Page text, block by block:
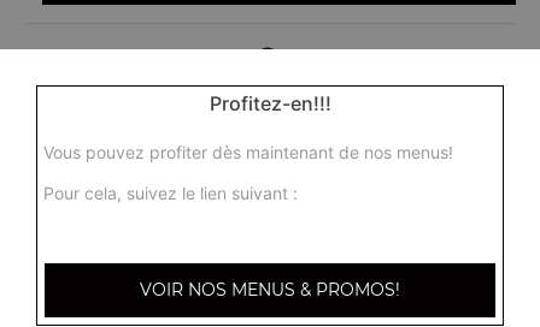
Frites à l'intérieur, sauce fromagère + 1 boisson 33 cl
Menu tacos 2 viandes
Profitez-en!!!
Vous pouvez profiter dès maintenant de nos menus!
Pour cela, suivez le lien suivant :
VOIR NOS MENUS & PROMOS!